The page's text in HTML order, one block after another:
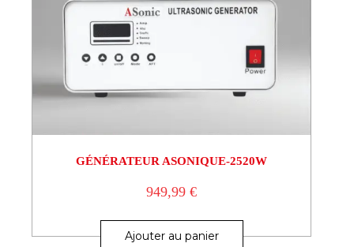
GÉNÉRATEUR ASONIQUE-2520W
949,99€
Ajouter au panier